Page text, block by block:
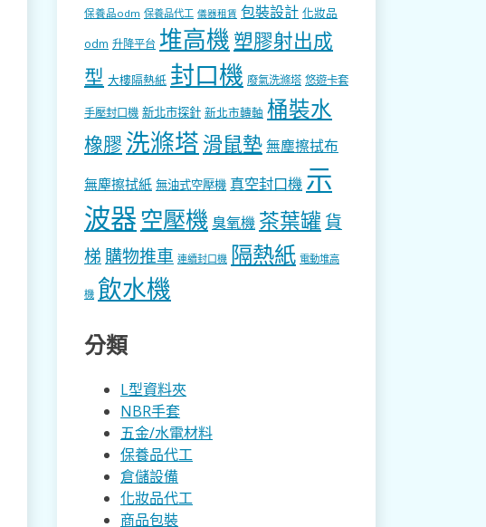
保養品odm 保養品代工 儀器租賃 包裝設計 化妝品
odm 升降平台 堆高機 塑膠射出成
型 大樓隔熱紙 封口機 廢氣洗滌塔 悠遊卡套
手壓封口機 新北市探針 新北市轉軸 桶裝水
橡膠 洗滌塔 滑鼠墊無塵擦拭布
無塵擦拭紙 無油式空壓機 真空封口機 示
波器 空壓機 臭氧機 茶葉罐 貨
梯 購物推車 連續封口機 隔熱紙 電動堆高
機 飲水機
分類
L型資料夾
NBR手套
五金/水電材料
保養品代工
倉儲設備
化妝品代工
商品包裝